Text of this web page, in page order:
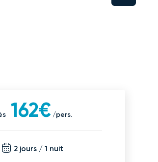
162€ /pers.
2 jours / 1 nuit